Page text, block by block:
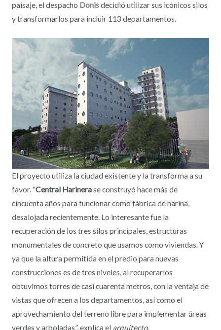
paisaje, el despacho Donisdecidió utilizar sus icónicos silos
y transformarlos para incluir 113 departamentos.
El proyecto utiliza la ciudad existente y la transforma a su
favor. “Central Harinerase construyó hace más de
cincuenta años para funcionar como fábrica de harina,
desalojada recientemente. Lo interesante fue la
recuperación de los tres silos principales, estructuras
monumentales de concreto que usamos como viviendas. Y
ya que la altura permitida en el predio para nuevas
construcciones es de tres niveles, al recuperarlos
obtuvimos torres de casi cuarenta metros, con la ventaja de
vistas que ofrecen a los departamentos, así como el
aprovechamiento del terreno libre para implementar áreas
verdes y arboladas”, explica el arquitecto.